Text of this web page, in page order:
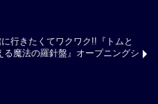
行きたくてワクワク!!『トムと
る魔法の羅針盤』オープニングシ